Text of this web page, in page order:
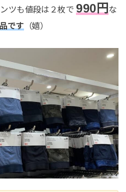
ツも値段は２枚で990円 な
です （嬉）